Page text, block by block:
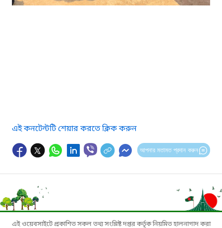
এই কনটেন্টটি শেয়ার করতে ক্লিক করুন
আপনার মতামত প্রদান করুন
এই ওয়েবসাইটে প্রকাশিত সকল তথ্য সংশ্লিষ্ট দপ্তর কর্তৃক নিয়মিত হালনাগাদ করা